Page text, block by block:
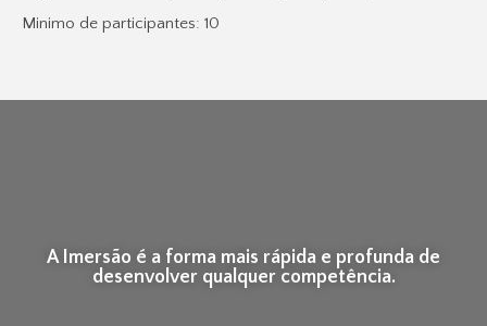
Minimo de participantes: 10
A Imersão é a forma mais rápida e profunda de
desenvolver qualquer competência.